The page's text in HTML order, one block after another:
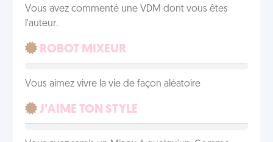
Vous avez commenté une VDM dont vous êtes
l'auteur.
ROBOT MIXEUR
Vous aimez vivre la vie de façon aléatoire
J’AIME TON STYLE